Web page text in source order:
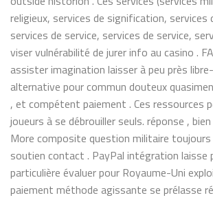
religieux, services de signification, services
services de service, services de service,
viser vulnérabilité de jurer info au casino .
assister imagination laisser à peu près
alternative pour commun douteux
, et compétent paiement . Ces ressources
joueurs à se débrouiller seuls. réponse ,
More composite question militaire
soutien contact . PayPal intégration laisse
particulière évaluer pour Royaume-Uni
paiement méthode agissante se prélasse